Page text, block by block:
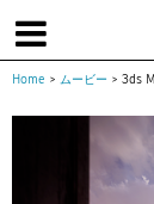
About us |
Home > ムービー > 3ds